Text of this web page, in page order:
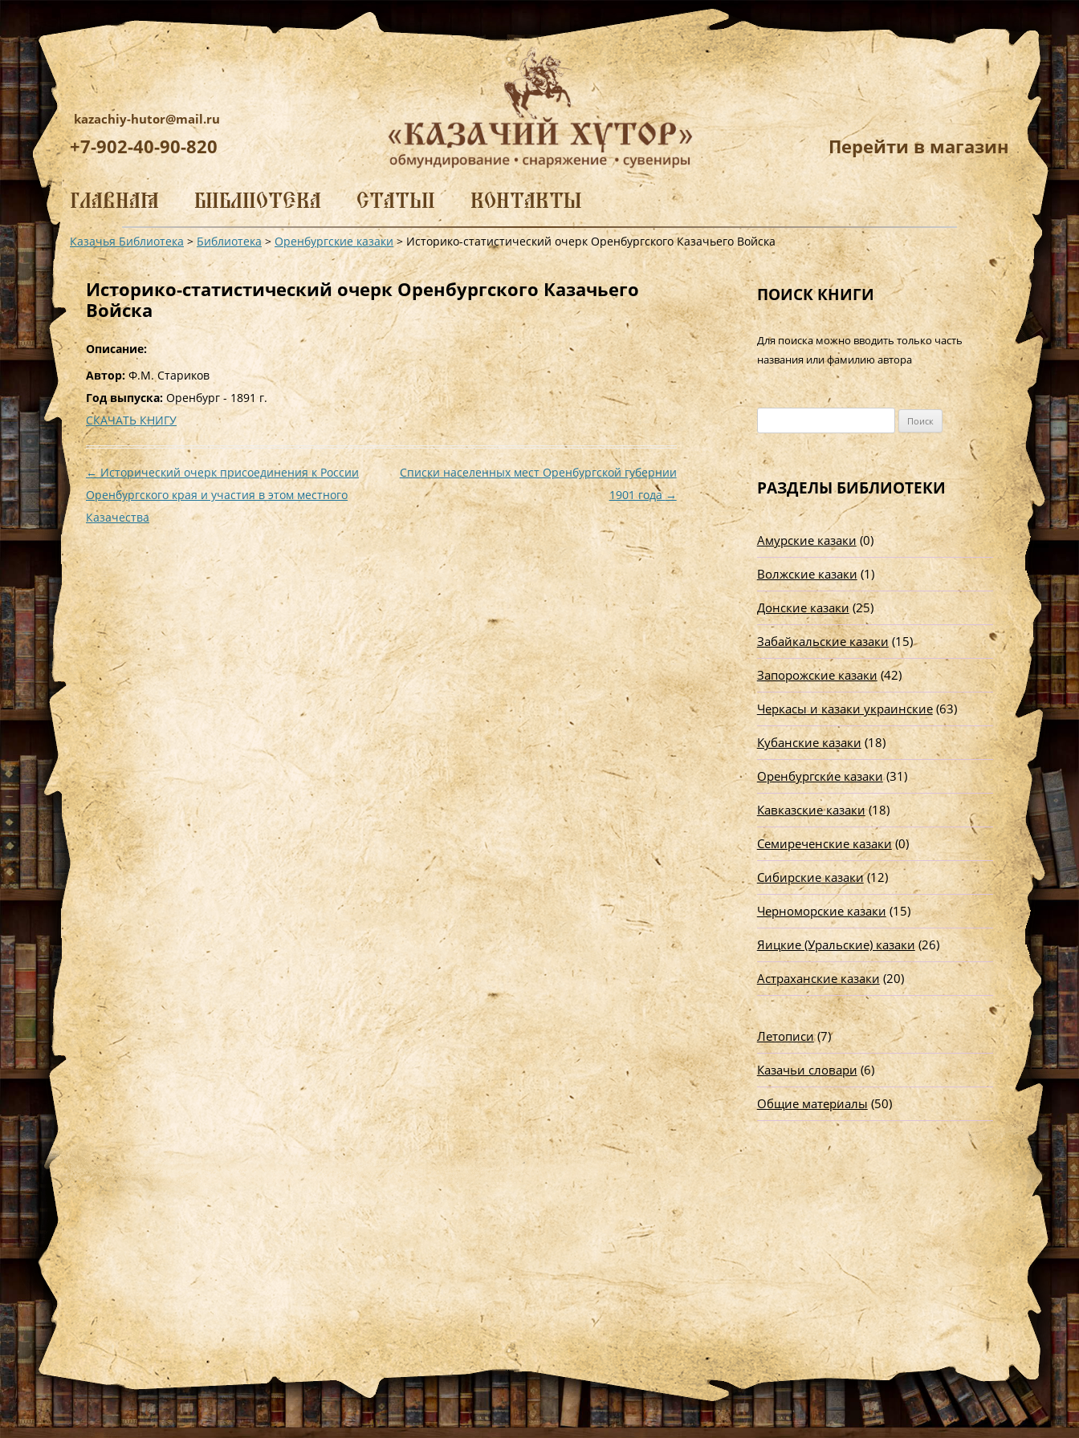
kazachiy-hutor@mail.ru
+7-902-40-90-820 Перейти в магазин
Перейти
к
содержимому
ГЛАВНАЯ БИБЛИОТЕКА СТАТЬИ КОНТАКТЫ
Казачья Библиотека > Библиотека > Оренбургские казаки>Историко-статистический очерк Оренбургского Казачьего Войска
Историко-статистический очерк Оренбургского Казачьего
Войска
Описание:
Автор: Ф.М. Стариков
Год выпуска: Оренбург - 1891 г.
СКАЧАТЬ КНИГУ
Навигация
по
записям
←Исторический очерк присоединения к России
Оренбургского края и участия в этом местного
Казачества
Списки населенных мест Оренбургской губернии
1901 года →
ПОИСК КНИГИ
Для поиска можно вводить только часть
названия или фамилию автора
а
й
т
и
РАЗДЕЛЫ БИБЛИОТЕКИ
Амурские казаки(0)
Волжские казаки(1)
Донские казаки(25)
Забайкальские казаки(15)
Запорожские казаки(42)
Черкасы и казаки украинские(63)
Кубанские казаки (18)
Оренбургские казаки(31)
Кавказские казаки(18)
Семиреченские казаки(0)
Сибирские казаки(12)
Черноморские казаки (15)
Яицкие (Уральские) казаки(26)
Астраханские казаки (20)
Летописи(7)
Казачьи словари(6)
Общие материалы (50)